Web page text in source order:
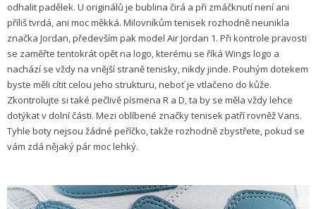
odhalit padělek. U originálů je bublina čirá a při zmáčknutí není ani
příliš tvrdá, ani moc měkká. Milovníkům tenisek rozhodně neunikla
značka Jordan, především pak model Air Jordan 1. Při kontrole pravosti
se zaměřte tentokrát opět na logo, kterému se říká Wings logo a
nachází se vždy na vnější straně tenisky, nikdy jinde. Pouhým dotekem
byste měli cítit celou jeho strukturu, neboť je vtlačeno do kůže.
Zkontrolujte si také pečlivě písmena R a D, ta by se měla vždy lehce
dotýkat v dolní části. Mezi oblíbené značky tenisek patří rovněž Vans.
Tyhle boty nejsou žádné peříčko, takže rozhodně zbystřete, pokud se
vám zdá nějaký pár moc lehký.